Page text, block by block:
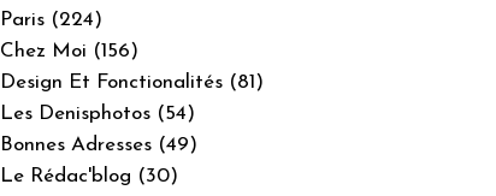
Paris (224)
Chez Moi (156)
Design Et Fonctionalités (81)
Les Denisphotos (54)
Bonnes Adresses (49)
Le Rédac'blog (30)